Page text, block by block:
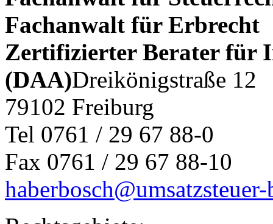
Fachanwalt für Erbrecht
Zertifizierter Berater für
(DAA)Dreikönigstraße 12
79102 Freiburg
Tel 0761 / 29 67 88-0
Fax 0761 / 29 67 88-10